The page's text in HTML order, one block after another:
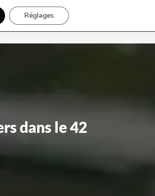
Contact
dans le 42
Réglages